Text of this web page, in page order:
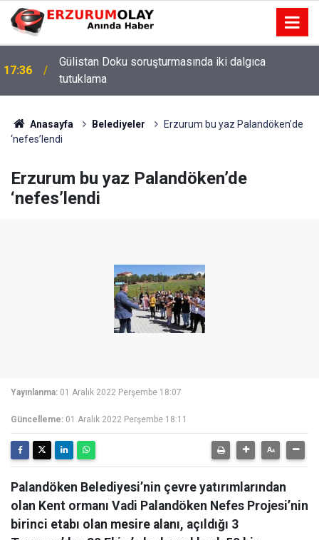
17:36
Gülistan Doku soruşturmasında iki dalgıca
tutuklama
Anasayfa Belediyeler
Erzurum bu yaz Palandöken’de
‘nefes’lendi
Erzurum bu yaz Palandöken’de
‘nefes’lendi
Yayınlanma: 01 Aralık 2022 Perşembe 18:07
Güncelleme: 01 Aralık 2022 Perşembe 18:11
Palandöken Belediyesi’nin çevre yatırımlarından
olan Kent ormanı Vadi Palandöken Nefes Projesi’nin
birinci etabı olan mesire alanı, açıldığı 3